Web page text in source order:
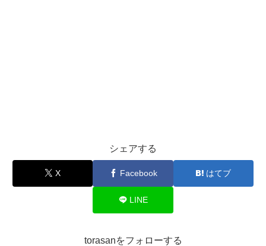
シェアする
X Facebook はてブ
LINE
torasanをフォローする